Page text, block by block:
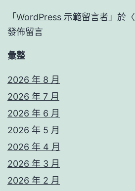
「 WordPress 示範留言者 」於〈
發佈留言
彙整
2026 年 8 月
2026 年 7 月
2026 年 6 月
2026 年 5 月
2026 年 4 月
2026 年 3 月
2026 年 2 月